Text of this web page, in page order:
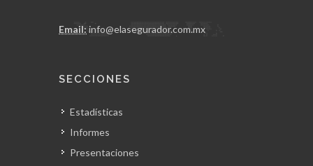
Email: info@elasegurador.com.mx
SECCIONES
Estadísticas
Informes
Presentaciones